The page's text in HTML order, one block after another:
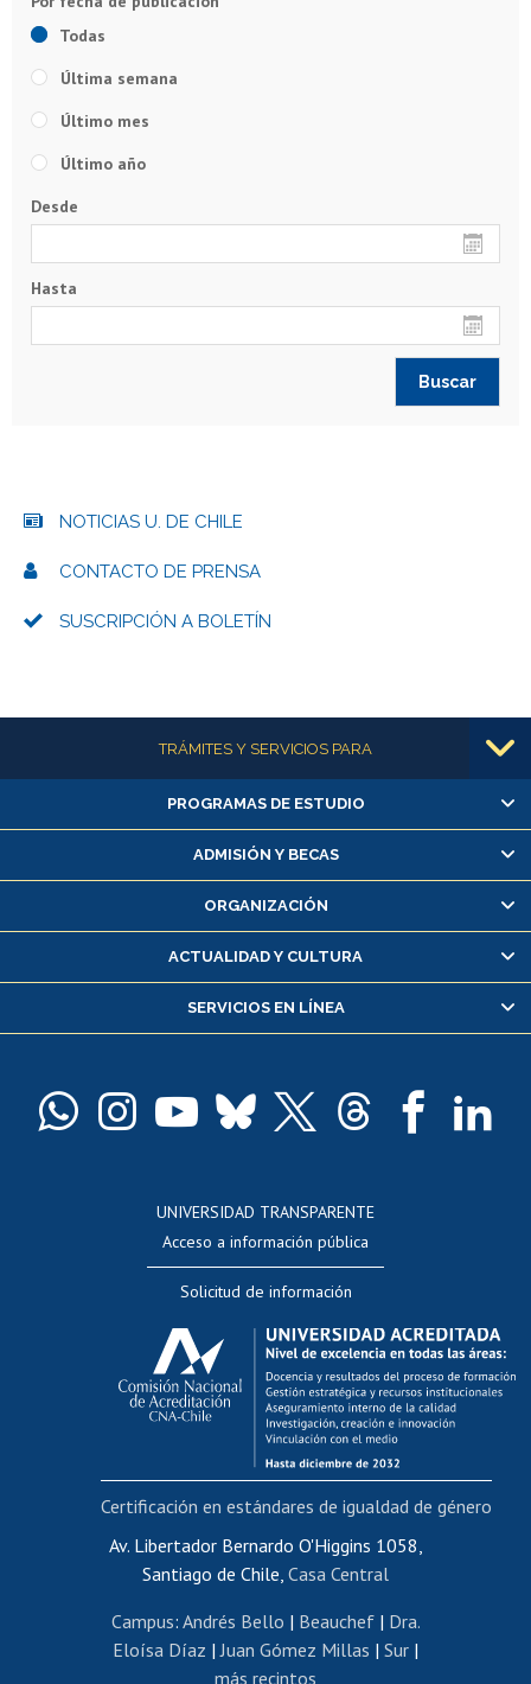
Todas
Última semana
Último mes
Último año
Desde
Hasta
NOTICIAS U. DE CHILE
CONTACTO DE PRENSA
SUSCRIPCIÓN A BOLETÍN
Más informaciónTRÁMITES Y SERVICIOS PARA
Alumnas/os y exalumnas/os
Matrícula en línea
Inscripción y cambio de asignaturas
Consulta y certificado de notas
Servicio médico y dental
Pago de arancel y crédito alumnos
Docentes
Perfeccionamiento
Editar Portafolio Académico
Evaluación docente
Calificación académica
Postulación al AUCAI
Funcionarias/os
Cursos internos de capacitación
Bienestar del personal
Portal de movilidad interna
Certificado de renta
Certificado de renta honorarios
Editar páginas blancas
PROGRAMAS DE ESTUDIO
ADMISIÓN Y BECAS
ORGANIZACIÓN
ACTUALIDAD Y CULTURA
SERVICIOS EN LÍNEA
UNIVERSIDAD TRANSPARENTE
Acceso a información pública
Solicitud de información
Av. Libertador Bernardo O'Higgins 1058,
Santiago de Chile, Casa Central
Campus: Andrés Bello | Beauchef| Dra.
Eloísa Díaz | Juan Gómez Millas | Sur |
más recintos
Certificación en estándares de igualdad de género